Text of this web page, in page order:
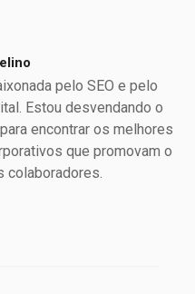
pelo SEO e pelo
Estou desvendando o
encontrar os melhores
que promovam o
colaboradores.